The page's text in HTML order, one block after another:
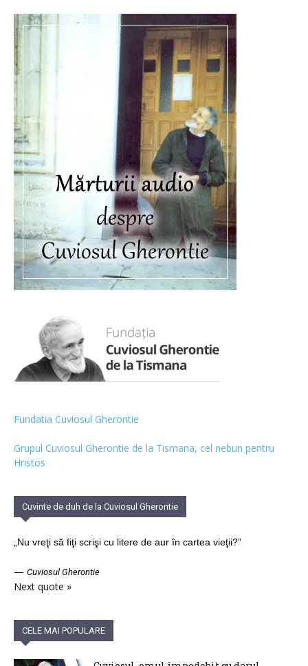
Fundatia Cuviosul Gherontie
Grupul Cuviosul Gherontie de la Tismana, cel nebun pentru
Hristos
Cuvinte de duh de la Cuviosul Gherontie
„Nu vreţi să fiţi scrişi cu litere de aur în cartea vieţii?”
— Cuviosul Gherontie
Next quote »
CELE MAI POPULARE